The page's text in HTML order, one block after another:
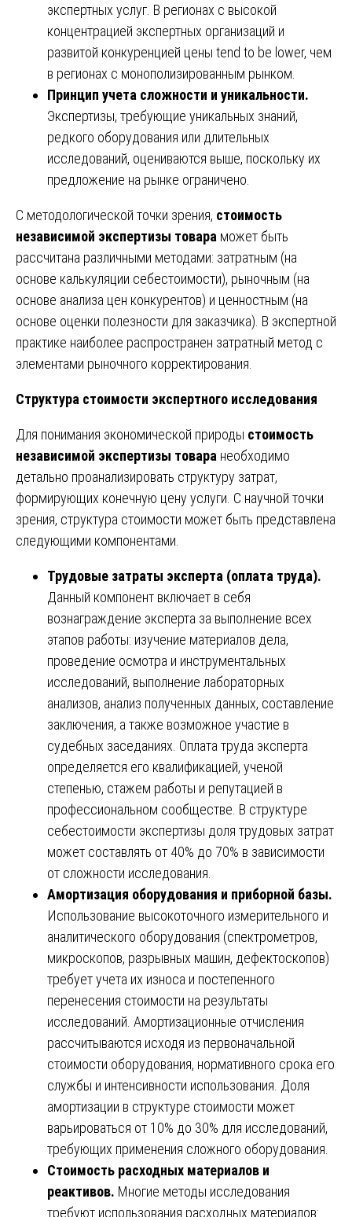
экспертных услуг. В регионах с высокой
концентрацией экспертных организаций и
развитой конкуренцией цены tend to be lower, чем
в регионах с монополизированным рынком.
Принцип учета сложности и уникальности.
Экспертизы, требующие уникальных знаний,
редкого оборудования или длительных
исследований, оцениваются выше, поскольку их
предложение на рынке ограничено.
С методологической точки зрения, стоимость
независимой экспертизы товара может быть
рассчитана различными методами: затратным (на
основе калькуляции себестоимости), рыночным (на
основе анализа цен конкурентов) и ценностным (на
основе оценки полезности для заказчика). В экспертной
практике наиболее распространен затратный метод с
элементами рыночного корректирования.
Структура стоимости экспертного исследования
Для понимания экономической природы стоимость
независимой экспертизы товара необходимо
детально проанализировать структуру затрат,
формирующих конечную цену услуги. С научной точки
зрения, структура стоимости может быть представлена
следующими компонентами.
Трудовые затраты эксперта (оплата труда).
Данный компонент включает в себя
вознаграждение эксперта за выполнение всех
этапов работы: изучение материалов дела,
проведение осмотра и инструментальных
исследований, выполнение лабораторных
анализов, анализ полученных данных, составление
заключения, а также возможное участие в
судебных заседаниях. Оплата труда эксперта
определяется его квалификацией, ученой
степенью, стажем работы и репутацией в
профессиональном сообществе. В структуре
себестоимости экспертизы доля трудовых затрат
может составлять от 40% до 70% в зависимости
от сложности исследования.
Амортизация оборудования и приборной базы.
Использование высокоточного измерительного и
аналитического оборудования (спектрометров,
микроскопов, разрывных машин, дефектоскопов)
требует учета их износа и постепенного
перенесения стоимости на результаты
исследований. Амортизационные отчисления
рассчитываются исходя из первоначальной
стоимости оборудования, нормативного срока его
службы и интенсивности использования. Доля
амортизации в структуре стоимости может
варьироваться от 10% до 30% для исследований,
требующих применения сложного оборудования.
Стоимость расходных материалов и
реактивов. Многие методы исследования
требуют использования расходных материалов: